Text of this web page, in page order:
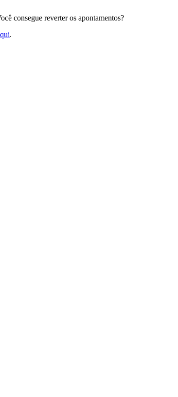
consegue reverter os apontamentos?
.